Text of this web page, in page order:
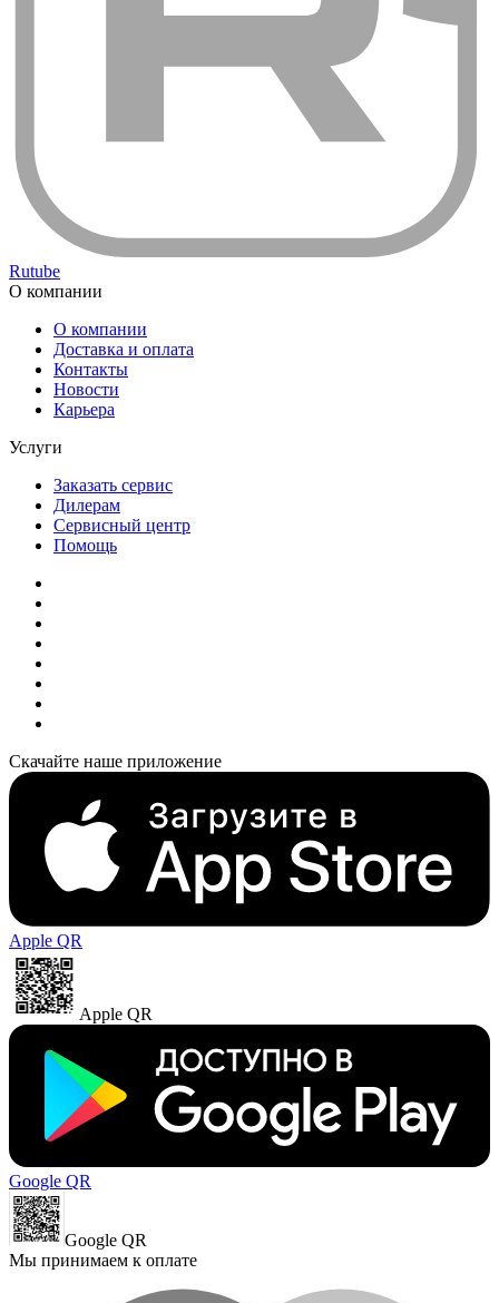
Rutube
О компании
О компании
Доставка и оплата
Контакты
Новости
Карьера
Услуги
Заказать сервис
Дилерам
Сервисный центр
Помощь
Скачайте наше приложение
Apple QR
Apple QR
Google QR
Google QR
Мы принимаем к оплате